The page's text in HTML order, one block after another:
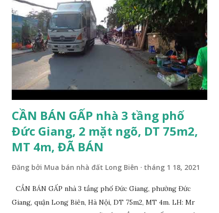
tiện ích xung quanh nhà Ngõ 206 đường Cổ Linh cần bán
trước Tết Âm lịch; * Nhà nằm trong ngõ 206 đường Cổ Linh,
trước nhà là khoảng sân rộng ô tô đỗ cửa; * Cách chợ tạm
cuối ngõ 206 Cổ Linh khoảng 50m; * Cách mặt đường Cổ
Linh khoảng 150m; * Cách siêu thị Aeon Mall Long Biên
khoảng 200m; * Cách chân cầu Vĩnh Tuy khoảng 300m; *
Cách Trường Tiểu học Đoàn Kết, Trường cấ...
CẦN BÁN GẤP nhà 3 tầng phố
Đức Giang, 2 mặt ngõ, DT 75m2,
MT 4m, ĐÃ BÁN
Đăng bởi Mua bán nhà đất Long Biên tháng 1 18, 2021
CẦN BÁN GẤP nhà 3 tầng phố Đức Giang, phường Đức
Giang, quận Long Biên, Hà Nội, DT 75m2, MT 4m. LH: Mr